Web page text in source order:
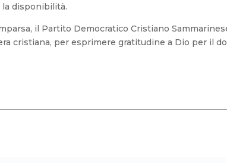
la disponibilità.
il Partito Democratico Cristiano
cristiana, per esprimere gratitudine a Dio per il